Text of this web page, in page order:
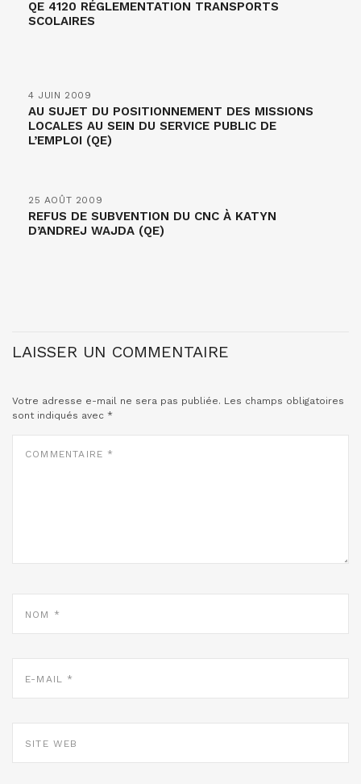
QE 4120 RÉGLEMENTATION TRANSPORTS
SCOLAIRES
4 JUIN 2009
AU SUJET DU POSITIONNEMENT DES MISSIONS
LOCALES AU SEIN DU SERVICE PUBLIC DE
L’EMPLOI (QE)
25 AOÛT 2009
REFUS DE SUBVENTION DU CNC À KATYN
D’ANDREJ WAJDA (QE)
LAISSER UN COMMENTAIRE
Votre adresse e-mail ne sera pas publiée. Les champs obligatoires
sont indiqués avec *
MAIL
WEB